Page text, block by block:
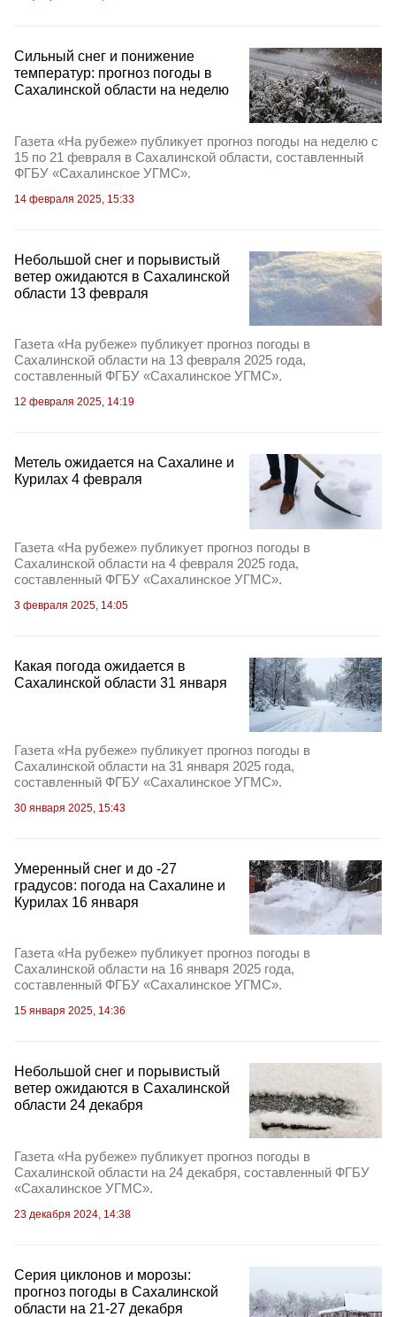
Сильный снег и понижение
температур: прогноз погоды в
Сахалинской области на неделю
Газета «На рубеже» публикует прогноз погоды на неделю с
15 по 21 февраля в Сахалинской области, составленный
ФГБУ «Сахалинское УГМС».
14 февраля 2025, 15:33
Небольшой снег и порывистый
ветер ожидаются в Сахалинской
области 13 февраля
Газета «На рубеже» публикует прогноз погоды в
Сахалинской области на 13 февраля 2025 года,
составленный ФГБУ «Сахалинское УГМС».
12 февраля 2025, 14:19
Метель ожидается на Сахалине и
Курилах 4 февраля
Газета «На рубеже» публикует прогноз погоды в
Сахалинской области на 4 февраля 2025 года,
составленный ФГБУ «Сахалинское УГМС».
3 февраля 2025, 14:05
Какая погода ожидается в
Сахалинской области 31 января
Газета «На рубеже» публикует прогноз погоды в
Сахалинской области на 31 января 2025 года,
составленный ФГБУ «Сахалинское УГМС».
30 января 2025, 15:43
Умеренный снег и до -27
градусов: погода на Сахалине и
Курилах 16 января
Газета «На рубеже» публикует прогноз погоды в
Сахалинской области на 16 января 2025 года,
составленный ФГБУ «Сахалинское УГМС».
15 января 2025, 14:36
Небольшой снег и порывистый
ветер ожидаются в Сахалинской
области 24 декабря
Газета «На рубеже» публикует прогноз погоды в
Сахалинской области на 24 декабря, составленный ФГБУ
«Сахалинское УГМС».
23 декабря 2024, 14:38
Серия циклонов и морозы:
прогноз погоды в Сахалинской
области на 21-27 декабря